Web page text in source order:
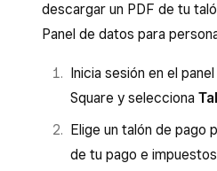
descargar un PDF de tu
Panel de datos para
Inicia sesión en el
Square y selecciona
Elige un talón de pago
de tu pago e